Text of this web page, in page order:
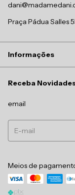
Praça Pádua Salles
Informações
Receba
email
Meios de